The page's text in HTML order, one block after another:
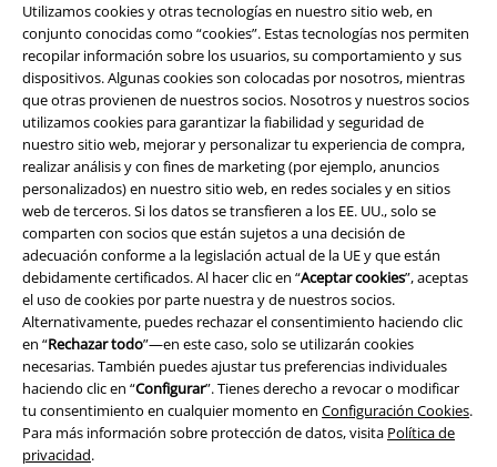
Utilizamos cookies y otras tecnologías en nuestro sitio web, en
conjunto conocidas como “cookies”. Estas tecnologías nos permiten
recopilar información sobre los usuarios, su comportamiento y sus
dispositivos. Algunas cookies son colocadas por nosotros, mientras
que otras provienen de nuestros socios. Nosotros y nuestros socios
utilizamos cookies para garantizar la fiabilidad y seguridad de
nuestro sitio web, mejorar y personalizar tu experiencia de compra,
realizar análisis y con fines de marketing (por ejemplo, anuncios
personalizados) en nuestro sitio web, en redes sociales y en sitios
web de terceros. Si los datos se transfieren a los EE. UU., solo se
comparten con socios que están sujetos a una decisión de
adecuación conforme a la legislación actual de la UE y que están
debidamente certificados. Al hacer clic en “Aceptar cookies”, aceptas
el uso de cookies por parte nuestra y de nuestros socios.
Alternativamente, puedes rechazar el consentimiento haciendo clic
en “Rechazar todo”—en este caso, solo se utilizarán cookies
necesarias. También puedes ajustar tus preferencias individuales
haciendo clic en “Configurar”. Tienes derecho a revocar o modificar
tu consentimiento en cualquier momento en Configuración Cookies.
Para más información sobre protección de datos, visita Política de
privacidad.
EMP Eventos
Programa de Afiliados
Sostenibilidad
Comunidad